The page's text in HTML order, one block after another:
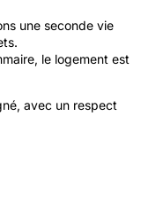
une seconde vie
le logement est
avec un respect